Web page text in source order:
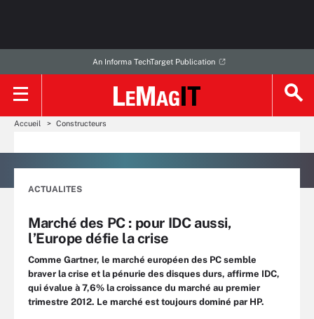
An Informa TechTarget Publication
Accueil Constructeurs
ACTUALITES
Marché des PC : pour IDC aussi,
l’Europe défie la crise
Comme Gartner, le marché européen des PC semble
braver la crise et la pénurie des disques durs, affirme IDC,
qui évalue à 7,6% la croissance du marché au premier
trimestre 2012. Le marché est toujours dominé par HP.